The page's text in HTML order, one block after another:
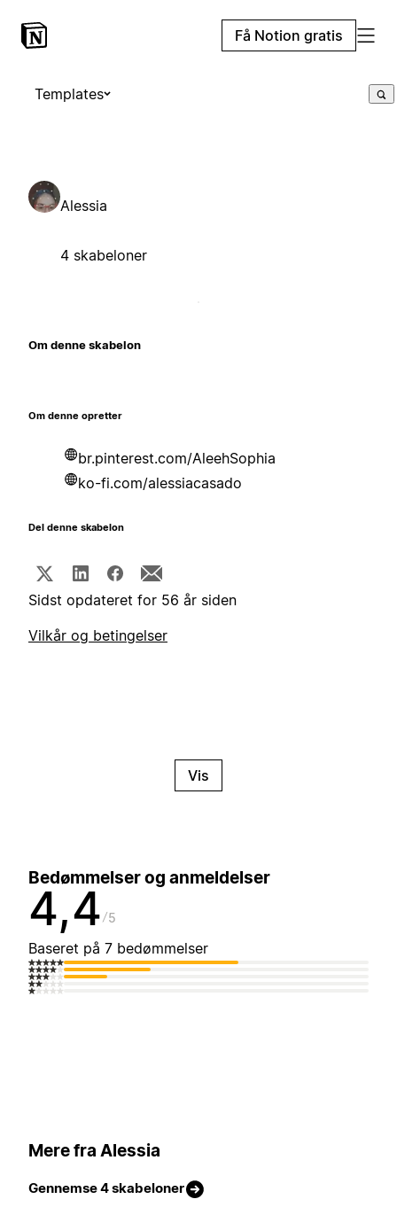
Få Notion gratis
Templates
Alessia
4 skabeloner
Om denne skabelon
Om denne opretter
br.pinterest.com/AleehSophia
ko-fi.com/alessiacasado
Del denne skabelon
Sidst opdateret for 56 år siden
Vilkår og betingelser
Vis
Bedømmelser og anmeldelser
4,4 5
Baseret på 7 bedømmelser
Mere fra Alessia
Gennemse 4 skabeloner